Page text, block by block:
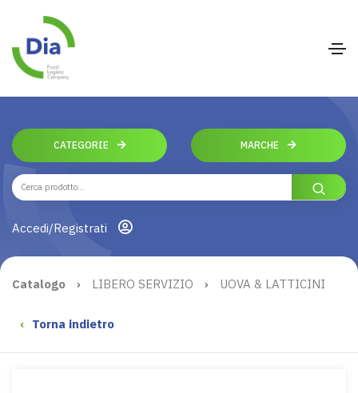
CATEGORIE MARCHE
Accedi/Registrati
Catalogo › LIBERO SERVIZIO › UOVA & LATTICINI
‹ Torna indietro